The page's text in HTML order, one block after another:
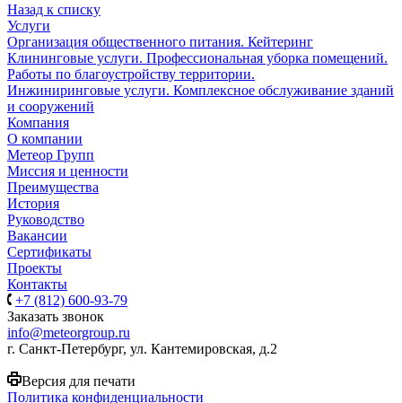
Назад к списку
Услуги
Организация общественного питания. Кейтеринг
Клининговые услуги. Профессиональная уборка помещений.
Работы по благоустройству территории.
Инжиниринговые услуги. Комплексное обслуживание зданий
и сооружений
Компания
О компании
Метеор Групп
Миссия и ценности
Преимущества
История
Руководство
Вакансии
Сертификаты
Проекты
Контакты
+7 (812) 600-93-79
Заказать звонок
info@meteorgroup.ru
г. Санкт-Петербург, ул. Кантемировская, д.2
Версия для печати
Политика конфиденциальности